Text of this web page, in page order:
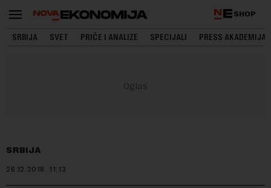
SHOP
SRBIJA SVET PRIČE I ANALIZE SPECIJALI PRESS AKADEMIJA
SRBIJA
26.12.2018. 11:13